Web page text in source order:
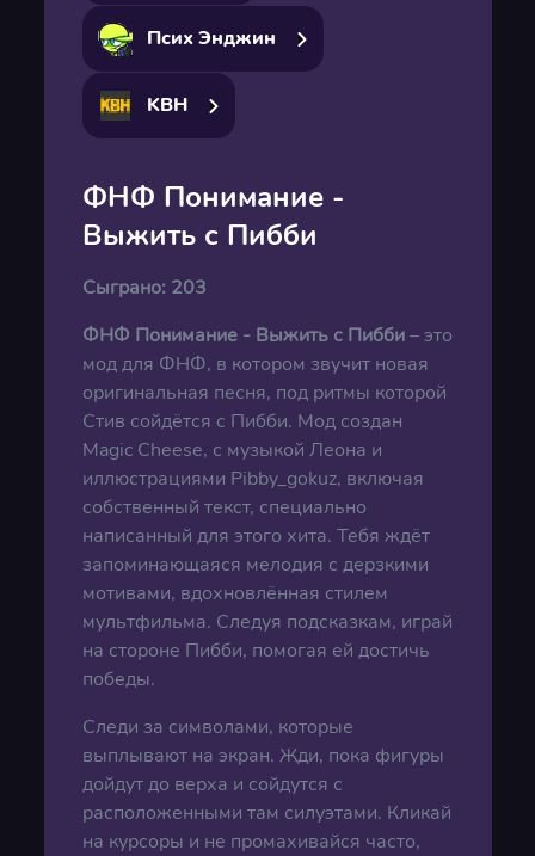
Псих Энджин
KBH
ФНФ Понимание -
Выжить с Пибби
Сыграно: 203
ФНФ Понимание - Выжить с Пибби– это
мод для ФНФ, в котором звучит новая
оригинальная песня, под ритмы которой
Стив сойдётся с Пибби. Мод создан
Magic Cheese, с музыкой Леона и
иллюстрациями Pibby_gokuz, включая
собственный текст, специально
написанный для этого хита. Тебя ждёт
запоминающаяся мелодия с дерзкими
мотивами, вдохновлённая стилем
мультфильма. Следуя подсказкам, играй
на стороне Пибби, помогая ей достичь
победы.
Следи за символами, которые
выплывают на экран. Жди, пока фигуры
дойдут до верха и сойдутся с
расположенными там силуэтами. Кликай
на курсоры и не промахивайся часто,